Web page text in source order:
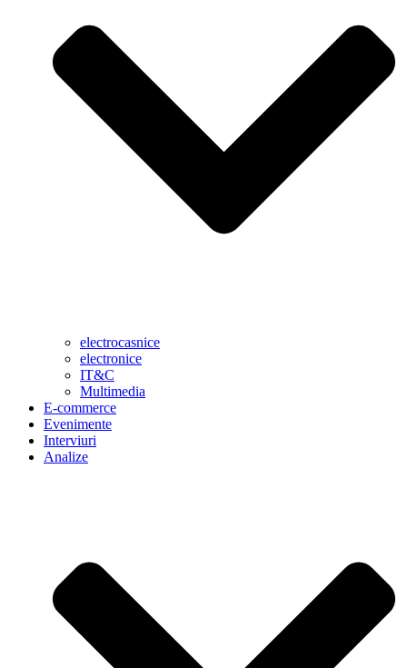
electrocasnice
electronice
IT&C
Multimedia
E-commerce
Evenimente
Interviuri
Analize